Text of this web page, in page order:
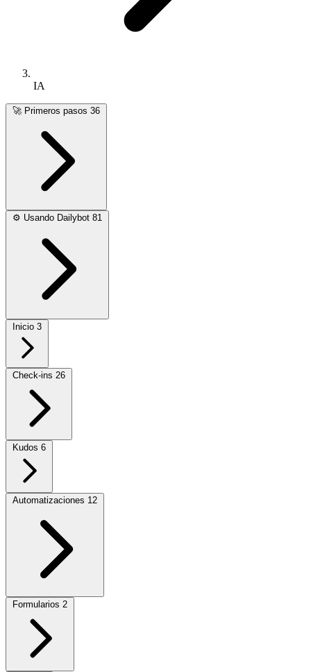
IA
🚀 Primeros pasos 36
⚙️ Usando Dailybot 81
Inicio 3
Check-ins 26
Kudos 6
Automatizaciones 12
Formularios 2